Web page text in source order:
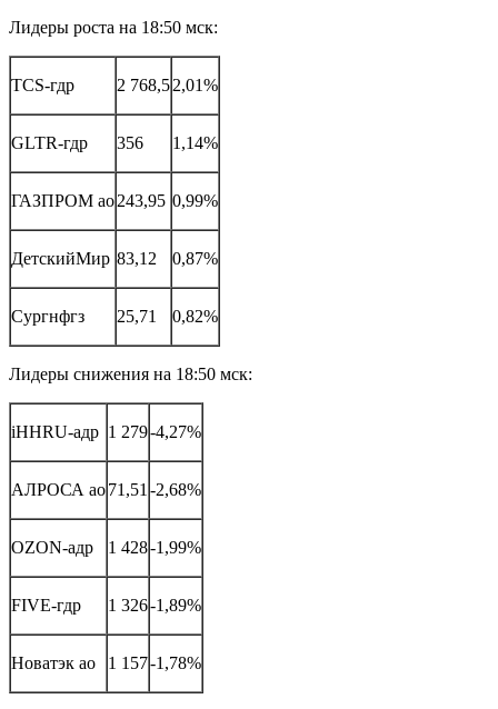
Лидеры роста на 18:50 мск:
TCS-гдр 2 768,52,01%
GLTR-гдр 356 1,14%
ГАЗПРОМ ао243,95 0,99%
ДетскийМир 83,12 0,87%
Сургнфгз 25,71 0,82%
Лидеры снижения на 18:50 мск:
iHHRU-адр 1 279-4,27%
АЛРОСА ао71,51 -2,68%
OZON-адр 1 428-1,99%
FIVE-гдр 1 326-1,89%
Новатэк ао 1 157-1,78%